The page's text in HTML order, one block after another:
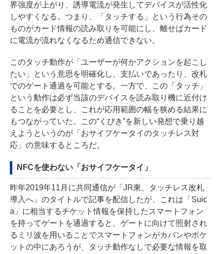
界強度が上がり、誘導電流が発生してデバイスが活性化
しやすくなる。つまり、「タッチする」という行為その
ものがカード情報の読み取りを可能にし、離せばカード
に電流が流れなくなるため通信できない。
このタッチ動作が「ユーザーが何かアクションを起こし
たい」という意思を明確化し、支払いであったり、改札
でのゲート通過を可能とする。一方で、この「タッチ」
という動作は必ず当該のデバイスを読み取り機に近付け
ることを必要とし、これが応用範囲の幅を狭める結果に
もつながっていた。この“くびき”を新しい発想で乗り越
えようというのが「おサイフケータイのタッチレス対
応」の意味するところだ。
NFCを使わない「おサイフケータイ」
昨年2019年11月に共同通信が「JR東、タッチレス改札
導入へ」のタイトルで記事を配信したが、これは「Suic
a」に相当するチケット情報を保持したスマートフォン
を持ってゲートを通過すると、ゲートに向けて照射され
るミリ波を用いることでスマートフォンがカバンやポケ
ットの中にあろうが、タッチ動作なしで必要な情報を取